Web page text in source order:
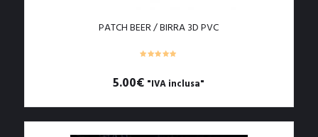
PATCH BEER / BIRRA 3D PVC
5.00€ "IVA inclusa"